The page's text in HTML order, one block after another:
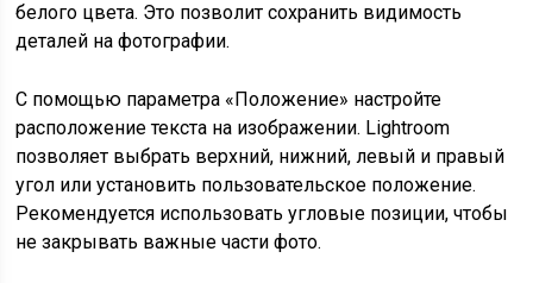
белого цвета. Это позволит сохранить видимость
деталей на фотографии.
С помощью параметра «Положение» настройте
расположение текста на изображении. Lightroom
позволяет выбрать верхний, нижний, левый и правый
угол или установить пользовательское положение.
Рекомендуется использовать угловые позиции, чтобы
не закрывать важные части фото.